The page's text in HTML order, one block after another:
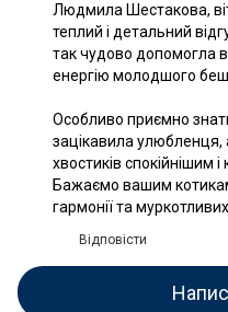
Людмила Шестакова,
теплий і детальний
так чудово допомогла
енергію молодшого
Особливо приємно
зацікавила улюбленця,
хвостиків спокійнішим
Бажаємо вашим
гармонії та
Відповісти